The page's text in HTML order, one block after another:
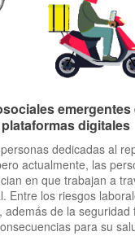
digitales
dedicadas al
actualmente, las
en que trabajan a
Entre los riesgos
además de la seguridad
para su